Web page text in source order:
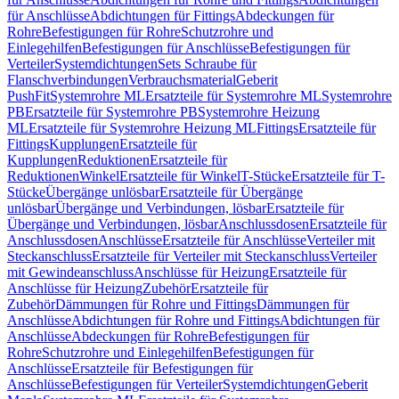
für AnschlüsseAbdichtungen für FittingsAbdeckungen für
RohreBefestigungen für RohreSchutzrohre und
EinlegehilfenBefestigungen für AnschlüsseBefestigungen für
VerteilerSystemdichtungenSets Schraube für
FlanschverbindungenVerbrauchsmaterialGeberit
PushFitSystemrohre MLErsatzteile für Systemrohre MLSystemrohre
PBErsatzteile für Systemrohre PBSystemrohre Heizung
MLErsatzteile für Systemrohre Heizung MLFittingsErsatzteile für
FittingsKupplungenErsatzteile für
KupplungenReduktionenErsatzteile für
ReduktionenWinkelErsatzteile für WinkelT-StückeErsatzteile für T-
StückeÜbergänge unlösbarErsatzteile für Übergänge
unlösbarÜbergänge und Verbindungen, lösbarErsatzteile für
Übergänge und Verbindungen, lösbarAnschlussdosenErsatzteile für
AnschlussdosenAnschlüsseErsatzteile für AnschlüsseVerteiler mit
SteckanschlussErsatzteile für Verteiler mit SteckanschlussVerteiler
mit GewindeanschlussAnschlüsse für HeizungErsatzteile für
Anschlüsse für HeizungZubehörErsatzteile für
ZubehörDämmungen für Rohre und FittingsDämmungen für
AnschlüsseAbdichtungen für Rohre und FittingsAbdichtungen für
AnschlüsseAbdeckungen für RohreBefestigungen für
RohreSchutzrohre und EinlegehilfenBefestigungen für
AnschlüsseErsatzteile für Befestigungen für
AnschlüsseBefestigungen für VerteilerSystemdichtungenGeberit